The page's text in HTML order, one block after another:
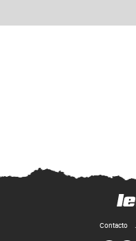
Contacto